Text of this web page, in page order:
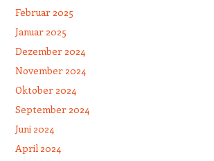
Februar 2025
Januar 2025
Dezember 2024
November 2024
Oktober 2024
September 2024
Juni 2024
April 2024